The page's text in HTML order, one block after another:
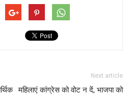
Next article
महिलाएं कांग्रेस को वोट न दें, भाजपा को